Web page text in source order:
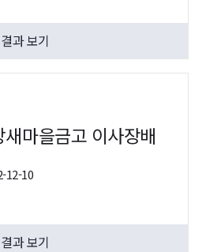
결과 보기
마을금고 이사장배
12-10
결과 보기